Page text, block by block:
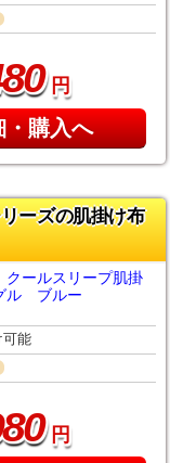
円
・購入へ
ーズの肌掛け布
ールスリープ肌掛
ル ブルー
可能
円